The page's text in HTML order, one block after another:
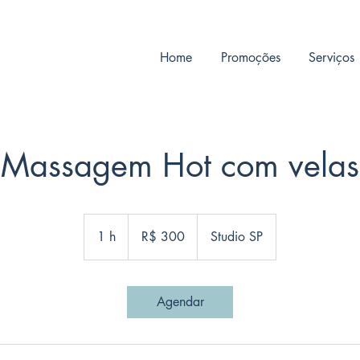
Home Promoções Serviços
Massagem Hot com velas
1 h
brasileiros
R$ 300 Studio SP
Agendar